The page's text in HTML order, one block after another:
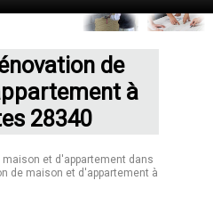
de
à
28340
et d'appartement dans
de maison et d'appartement à